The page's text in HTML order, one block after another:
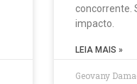
concorrente.
impacto.
LEIA MAIS »
Geovany